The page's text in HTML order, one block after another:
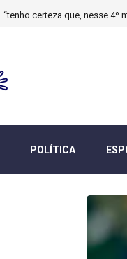
Novo boletim indica El Niño
POLÍTICA